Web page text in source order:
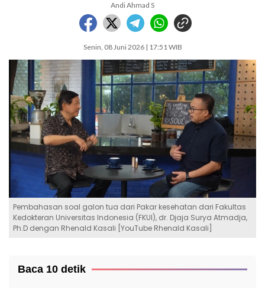
Andi Ahmad S
Senin, 08 Juni 2026 | 17:51 WIB
Pembahasan soal galon tua dari Pakar kesehatan dari Fakultas
Kedokteran Universitas Indonesia (FKUI), dr. Djaja Surya Atmadja,
Ph.D dengan Rhenald Kasali [YouTube Rhenald Kasali]
Baca 10 detik